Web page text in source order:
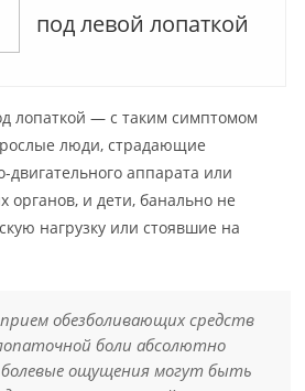
под левой лопаткой
лопаткой — с таким симптомом
люди, страдающие
аппарата или
органов, и дети, банально не
нагрузку или стоявшие на
обезболивающих средств
боли абсолютно
ощущения могут быть